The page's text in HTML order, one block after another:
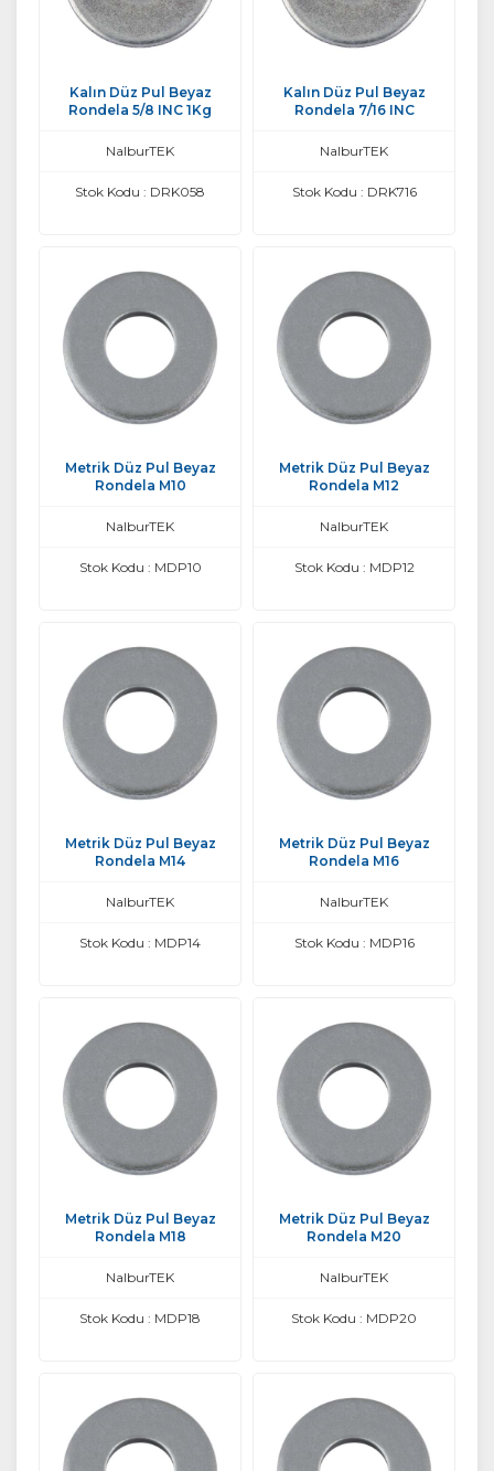
Kalın Düz Pul Beyaz
Rondela 5/8 INC 1Kg
NalburTEK
Stok Kodu : DRK058
Kalın Düz Pul Beyaz
Rondela 7/16 INC
NalburTEK
Stok Kodu : DRK716
Metrik Düz Pul Beyaz
Rondela M10
NalburTEK
Stok Kodu : MDP10
Metrik Düz Pul Beyaz
Rondela M12
NalburTEK
Stok Kodu : MDP12
Metrik Düz Pul Beyaz
Rondela M14
NalburTEK
Stok Kodu : MDP14
Metrik Düz Pul Beyaz
Rondela M16
NalburTEK
Stok Kodu : MDP16
Metrik Düz Pul Beyaz
Rondela M18
NalburTEK
Stok Kodu : MDP18
Metrik Düz Pul Beyaz
Rondela M20
NalburTEK
Stok Kodu : MDP20